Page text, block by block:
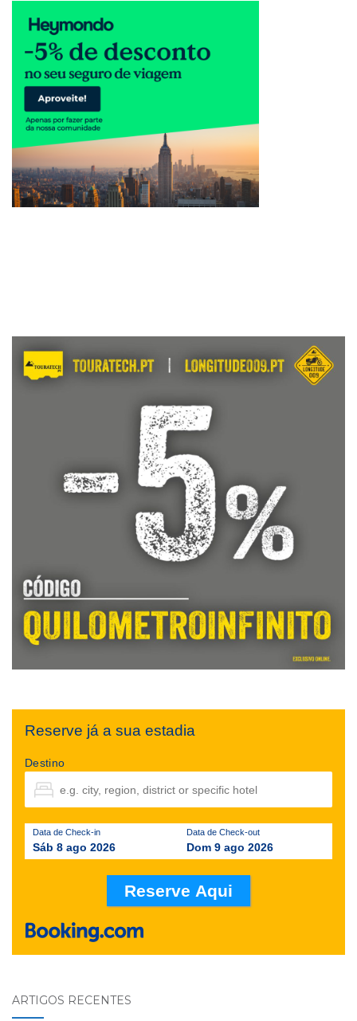
Reserve já a sua estadia
Destino
Data de Check-in
Sáb 8 ago 2026
Data de Check-out
Dom 9 ago 2026
ARTIGOS RECENTES